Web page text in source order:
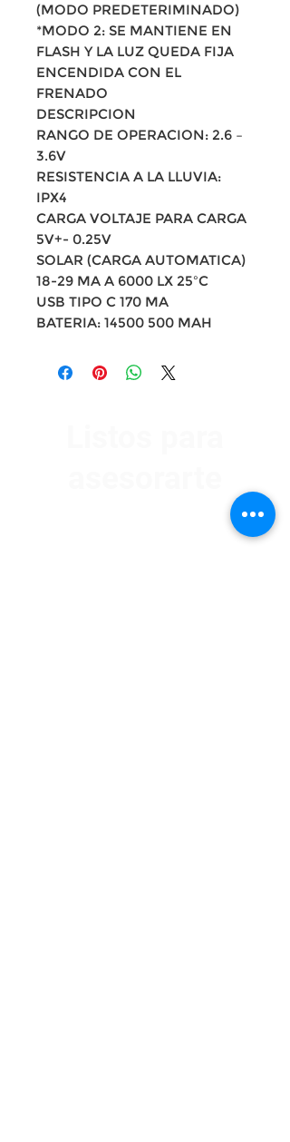
(MODO PREDETERIMINADO)
*MODO 2: SE MANTIENE EN
FLASH Y LA LUZ QUEDA FIJA
ENCENDIDA CON EL
FRENADO
DESCRIPCION
RANGO DE OPERACION: 2.6 –
3.6V
RESISTENCIA A LA LLUVIA:
IPX4
CARGA VOLTAJE PARA CARGA
5V+- 0.25V
SOLAR (CARGA AUTOMATICA)
18-29 MA A 6000 LX 25ºC
USB TIPO C 170 MA
BATERIA: 14500 500 MAH